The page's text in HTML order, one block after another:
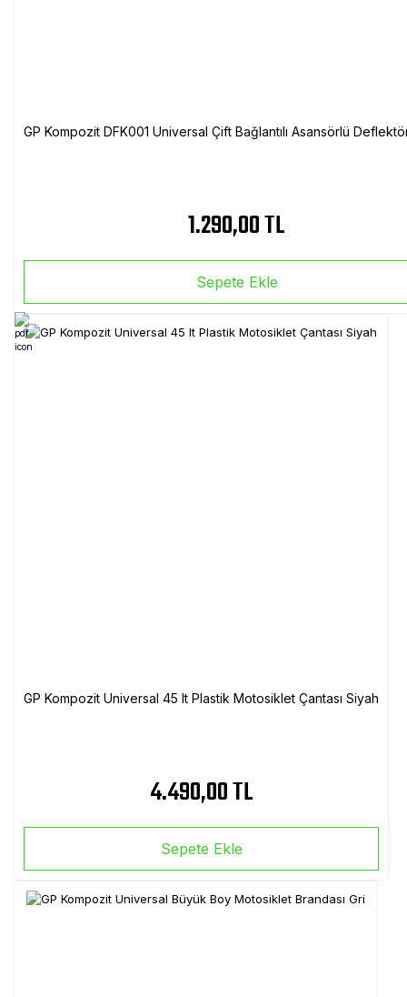
GP Kompozit DFK001 Universal Çift Bağlantılı Asansörlü
1.290,00 TL
Sepete Ekle
GP Kompozit Universal 45 lt Plastik Motosiklet Çantası Siyah
4.490,00 TL
Sepete Ekle